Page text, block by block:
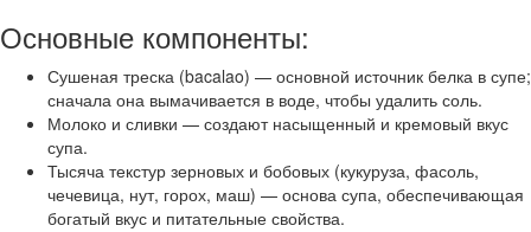
Основные компоненты:
Сушеная треска (bacalao) — основной источник белка в супе;
сначала она вымачивается в воде, чтобы удалить соль.
Молоко и сливки — создают насыщенный и кремовый вкус
супа.
Тысяча текстур зерновых и бобовых (кукуруза, фасоль,
чечевица, нут, горох, маш) — основа супа, обеспечивающая
богатый вкус и питательные свойства.